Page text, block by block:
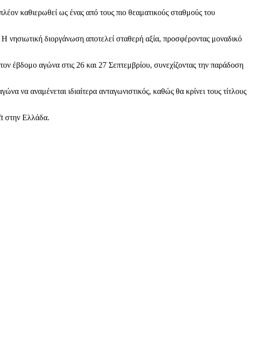
καθιερωθεί ως ένας από τους πιο θεαματικούς σταθμούς του
νησιωτική διοργάνωση αποτελεί σταθερή αξία, προσφέροντας μοναδικό
έβδομο αγώνα στις 26 και 27 Σεπτεμβρίου, συνεχίζοντας την παράδοση
αναμένεται ιδιαίτερα ανταγωνιστικός, καθώς θα κρίνει τους τίτλους
στην Ελλάδα.